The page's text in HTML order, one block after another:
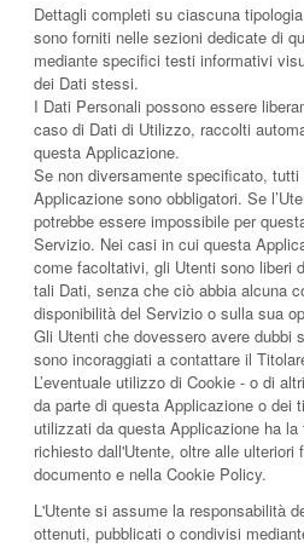
Dettagli completi su ciascuna
sono forniti nelle sezioni dedicate di
mediante specifici testi informativi
dei Dati stessi.
I Dati Personali possono essere
caso di Dati di Utilizzo, raccolti
questa Applicazione.
Se non diversamente specificato,
Applicazione sono obbligatori. Se
potrebbe essere impossibile per
Servizio. Nei casi in cui questa
come facoltativi, gli Utenti sono liberi
tali Dati, senza che ciò abbia alcuna
disponibilità del Servizio o sulla sua
Gli Utenti che dovessero avere dubbi
sono incoraggiati a contattare il
L’eventuale utilizzo di Cookie - o di
da parte di questa Applicazione o dei
utilizzati da questa Applicazione ha
richiesto dall'Utente, oltre alle
documento e nella Cookie Policy.
L'Utente si assume la responsabilità
ottenuti, pubblicati o condivisi